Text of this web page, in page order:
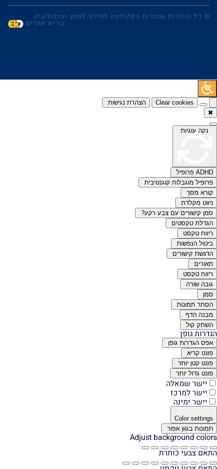
© כל הזכויות שמורות הפקולטה לחינוך למדע וטכנולוגיה
בניית אתרים
Clear cookies
הצהרת נגישות
✖
נקה עוגיות
ADHD פרופיל
פרופיל מוגבלות קוגנטיבית
קורא מסך
ניווט מקלדת
סמן קישורים עם צבע רקע?
הגדלת טקסטים
ריווח טקסט
ביטול הנפשות
הדגשת קישורים
תאורים
ריווח טקסט
גובה שורה
סמן
הסתר תמונות
מבנה הדף
השתק קול
הגדרות גופן
אפס הגדרות גופן
פונט קריא
פונט קטן יותר
פונט גדול יותר
יישר שמאלה
יישר למרכז
יישר ימינה
Color settings
תמונות בגוון אפור
Adjust background colors
התאם צבעי כותרת